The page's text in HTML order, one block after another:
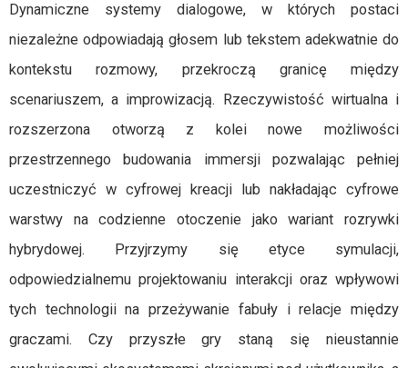
Dynamiczne systemy dialogowe, w których postaci
niezależne odpowiadają głosem lub tekstem adekwatnie do
kontekstu rozmowy, przekroczą granicę między
scenariuszem, a improwizacją. Rzeczywistość wirtualna i
rozszerzona otworzą z kolei nowe możliwości
przestrzennego budowania immersji pozwalając pełniej
uczestniczyć w cyfrowej kreacji lub nakładając cyfrowe
warstwy na codzienne otoczenie jako wariant rozrywki
hybrydowej. Przyjrzymy się etyce symulacji,
odpowiedzialnemu projektowaniu interakcji oraz wpływowi
tych technologii na przeżywanie fabuły i relacje między
graczami. Czy przyszłe gry staną się nieustannie